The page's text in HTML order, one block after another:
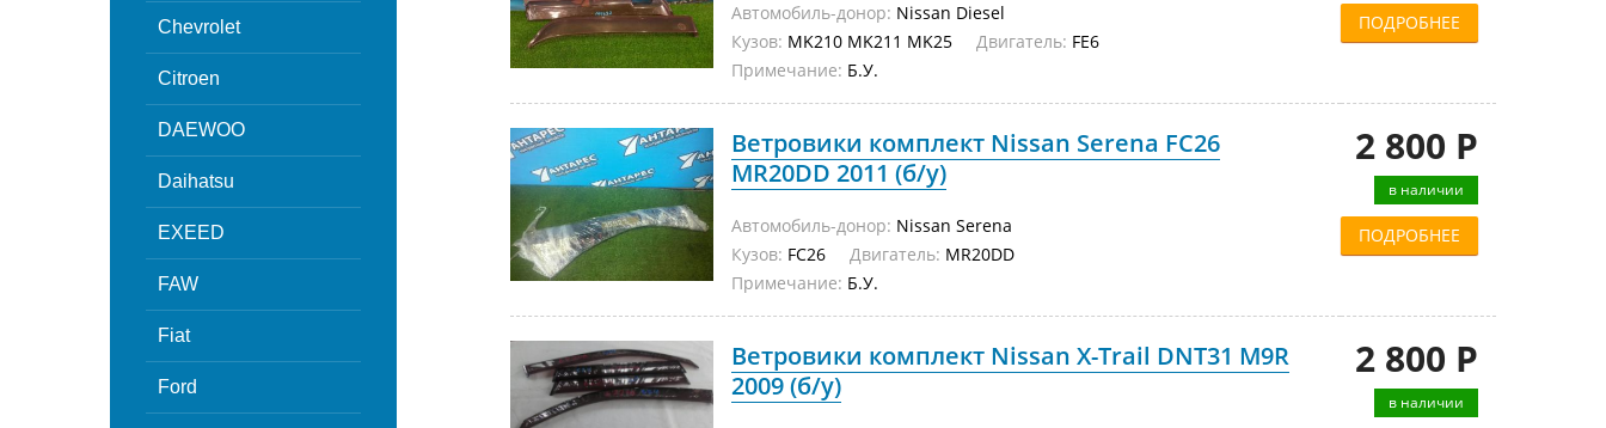
Chevrolet
Citroen
DAEWOO
Daihatsu
EXEED
FAW
Fiat
Ford
Автомобиль-донор: Nissan Diesel
Кузов: MK210 MK211 MK25 Двигатель: FE6
Примечание: Б.У.
ПОДРОБНЕЕ
Ветровики комплект Nissan Serena FC26
MR20DD 2011 (б/у)
Автомобиль-донор: Nissan Serena
Кузов: FC26 Двигатель: MR20DD
Примечание: Б.У.
2 800 Р
в наличии
ПОДРОБНЕЕ
Ветровики комплект Nissan X-Trail DNT31 M9R
2009 (б/у)
2 800 Р
в наличии